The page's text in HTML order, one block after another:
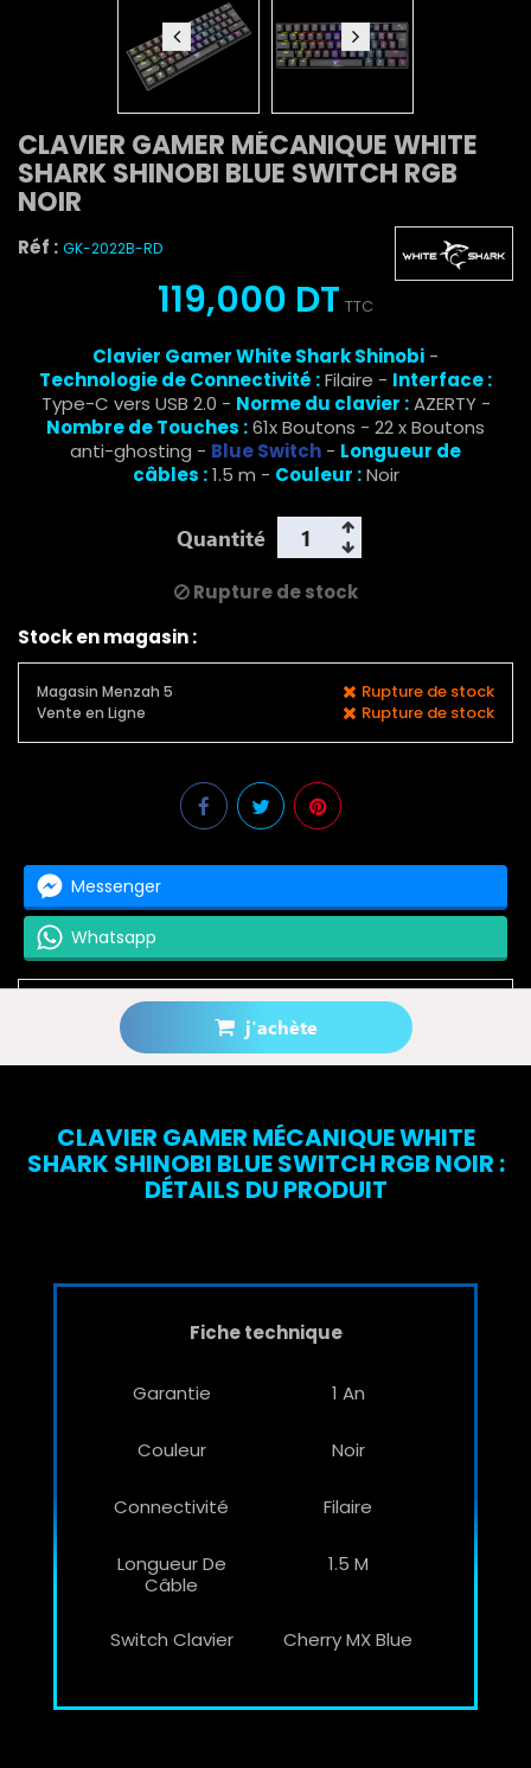
CLAVIER GAMER MÉCANIQUE WHITE
SHARK SHINOBI BLUE SWITCH RGB
NOIR
Réf : GK-2022B-RD
119,000 DT TTC
Clavier Gamer White Shark Shinobi -
Technologie de Connectivité :Filaire - Interface :
Type-C vers USB 2.0 - Norme du clavier :AZERTY -
Nombre de Touches :61x Boutons - 22 x Boutons
anti-ghosting - Blue Switch - Longueur de
câbles :1.5 m - Couleur :Noir
Quantité
j'achète
Rupture de stock
Stock en magasin :
Magasin Menzah 5 Rupture de stock
Vente en Ligne Rupture de stock
Messenger
Whatsapp
Prévenez-moi lorsque le produit est disponible
CLAVIER GAMER MÉCANIQUE WHITE
SHARK SHINOBI BLUE SWITCH RGB NOIR :
DÉTAILS DU PRODUIT
Fiche technique
Garantie 1 An
Couleur Noir
Connectivité Filaire
Longueur De
Câble
1.5 M
Switch Clavier Cherry MX Blue